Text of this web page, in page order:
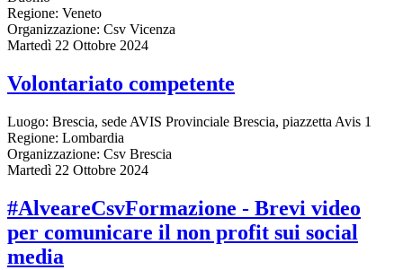
Regione: Veneto
Organizzazione: Csv Vicenza
Martedì 22 Ottobre 2024
Volontariato competente
Luogo: Brescia, sede AVIS Provinciale Brescia, piazzetta Avis 1
Regione: Lombardia
Organizzazione: Csv Brescia
Martedì 22 Ottobre 2024
#AlveareCsvFormazione - Brevi video
per comunicare il non profit sui social
media